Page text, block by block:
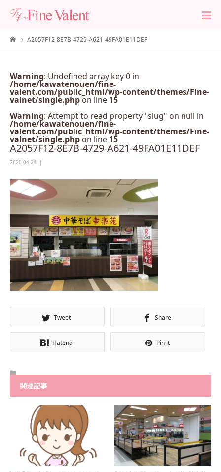
A2057F12-8E7B-4729-A621-49FA01E11DEF
Warning: Undefined array key 0 in
/home/kawatenouen/fine-
valent.com/public_html/wp-content/themes/Fine-
valnet/single.phpon line 15
Warning: Attempt to read property "slug" on null in
/home/kawatenouen/fine-
valent.com/public_html/wp-content/themes/Fine-
valnet/single.phpon line 15
A2057F12-8E7B-4729-A621-49FA01E11DEF
2020.04.24
Tweet Share
Hatena Pin it
関連記事